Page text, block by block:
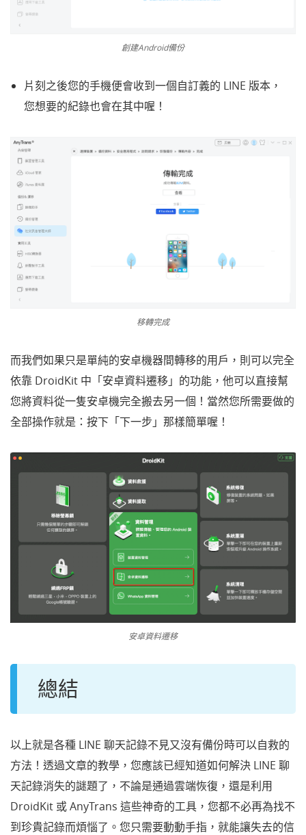
創建Android備份
片刻之後您的手機便會收到一個自訂義的 LINE 版本，
您想要的紀錄也會在其中喔！
移轉完成
而我們如果只是單純的安卓機器間轉移的用戶，則可以完全
依靠 DroidKit 中「安卓資料遷移」的功能，他可以直接幫
您將資料從一隻安卓機完全搬去另一個！當然您所需要做的
全部操作就是：按下「下一步」那樣簡單喔！
安卓資料遷移
總結
以上就是各種 LINE 聊天記錄不見又沒有備份時可以自救的
方法！透過文章的教學，您應該已經知道如何解決 LINE 聊
天記錄消失的謎題了，不論是通過雲端恢復，還是利用
DroidKit 或 AnyTrans 這些神奇的工具，您都不必再為找不
到珍貴記錄而煩惱了。您只需要動動手指，就能讓失去的信